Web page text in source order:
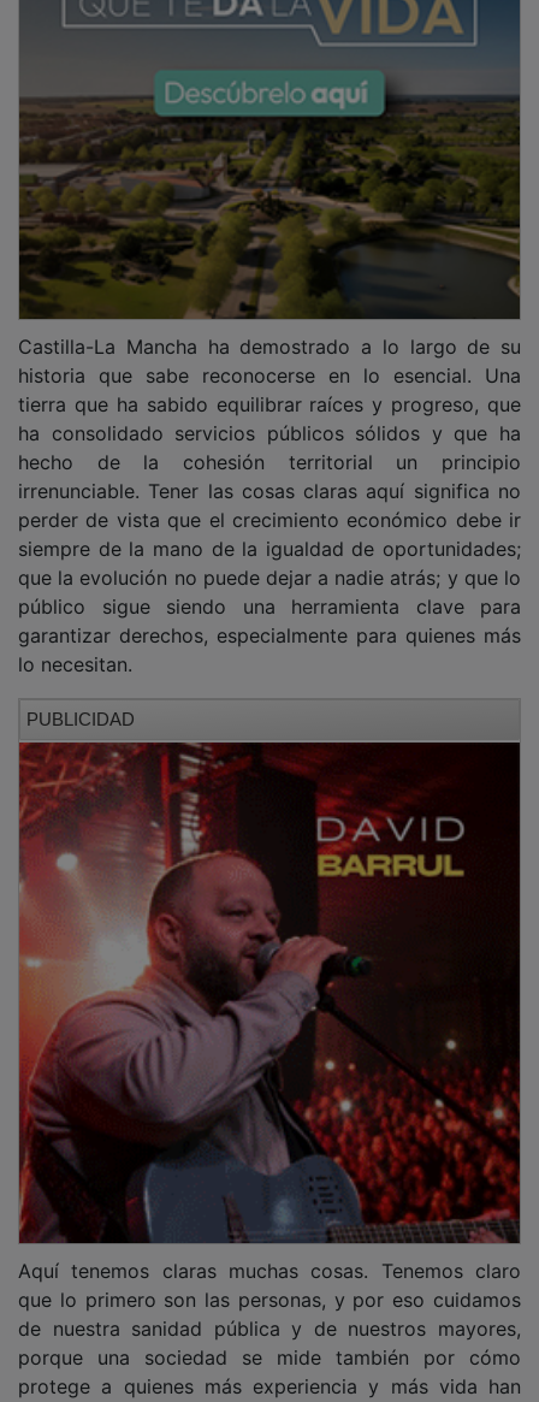
Castilla-La Mancha ha demostrado a lo largo de su
historia que sabe reconocerse en lo esencial. Una
tierra que ha sabido equilibrar raíces y progreso, que
ha consolidado servicios públicos sólidos y que ha
hecho de la cohesión territorial un principio
irrenunciable. Tener las cosas claras aquí significa no
perder de vista que el crecimiento económico debe ir
siempre de la mano de la igualdad de oportunidades;
que la evolución no puede dejar a nadie atrás; y que lo
público sigue siendo una herramienta clave para
garantizar derechos, especialmente para quienes más
lo necesitan.
PUBLICIDAD
Aquí tenemos claras muchas cosas. Tenemos claro
que lo primero son las personas, y por eso cuidamos
de nuestra sanidad pública y de nuestros mayores,
porque una sociedad se mide también por cómo
protege a quienes más experiencia y más vida han